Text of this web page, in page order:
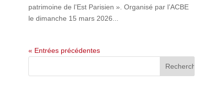
patrimoine de l’Est Parisien ». Organisé par l’ACBE
le dimanche 15 mars 2026...
« Entrées précédentes